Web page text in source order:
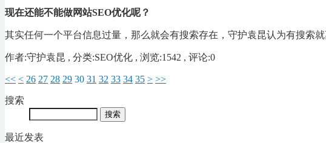
现在还能不能做网站SEO优化呢？
其实任何一个平台信息过量，那么就会有搜索存在，守护袁昆认为有搜索
作者:守护袁昆 , 分类:SEO优化 , 浏览:1542 , 评论:0
<< < 26 27 28 29 30 31 32 33 34 35 > >>
搜索
最近发表